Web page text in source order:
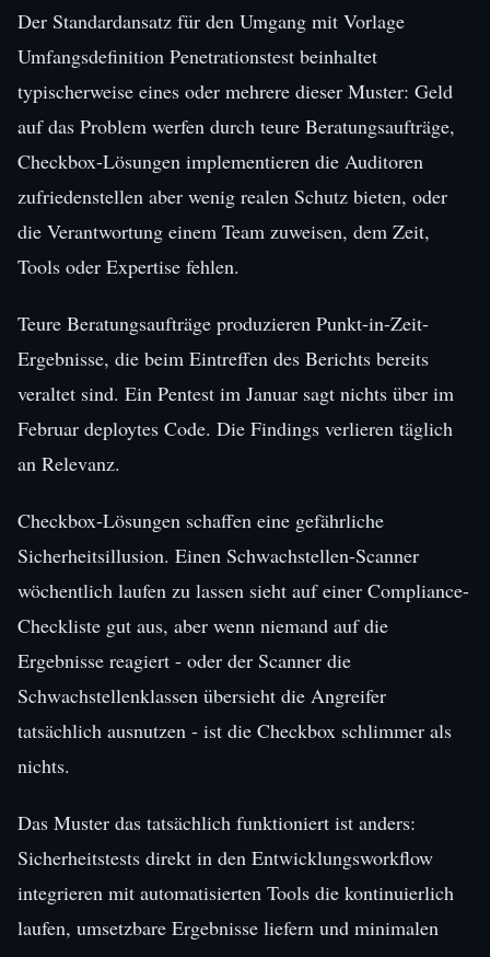
Der Standardansatz für den Umgang mit Vorlage
Umfangsdefinition Penetrationstest beinhaltet
typischerweise eines oder mehrere dieser Muster: Geld
auf das Problem werfen durch teure Beratungsaufträge,
Checkbox-Lösungen implementieren die Auditoren
zufriedenstellen aber wenig realen Schutz bieten, oder
die Verantwortung einem Team zuweisen, dem Zeit,
Tools oder Expertise fehlen.
Teure Beratungsaufträge produzieren Punkt-in-Zeit-
Ergebnisse, die beim Eintreffen des Berichts bereits
veraltet sind. Ein Pentest im Januar sagt nichts über im
Februar deploytes Code. Die Findings verlieren täglich
an Relevanz.
Checkbox-Lösungen schaffen eine gefährliche
Sicherheitsillusion. Einen Schwachstellen-Scanner
wöchentlich laufen zu lassen sieht auf einer Compliance-
Checkliste gut aus, aber wenn niemand auf die
Ergebnisse reagiert - oder der Scanner die
Schwachstellenklassen übersieht die Angreifer
tatsächlich ausnutzen - ist die Checkbox schlimmer als
nichts.
Das Muster das tatsächlich funktioniert ist anders:
Sicherheitstests direkt in den Entwicklungsworkflow
integrieren mit automatisierten Tools die kontinuierlich
laufen, umsetzbare Ergebnisse liefern und minimalen